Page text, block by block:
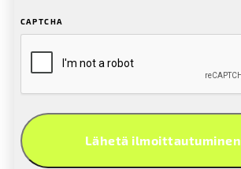
CAPTCHA
Lähetä ilmoittautuminen